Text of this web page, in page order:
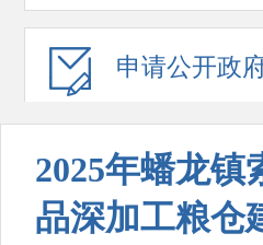
申请公开政
2025年蟠龙镇
品深加工粮仓